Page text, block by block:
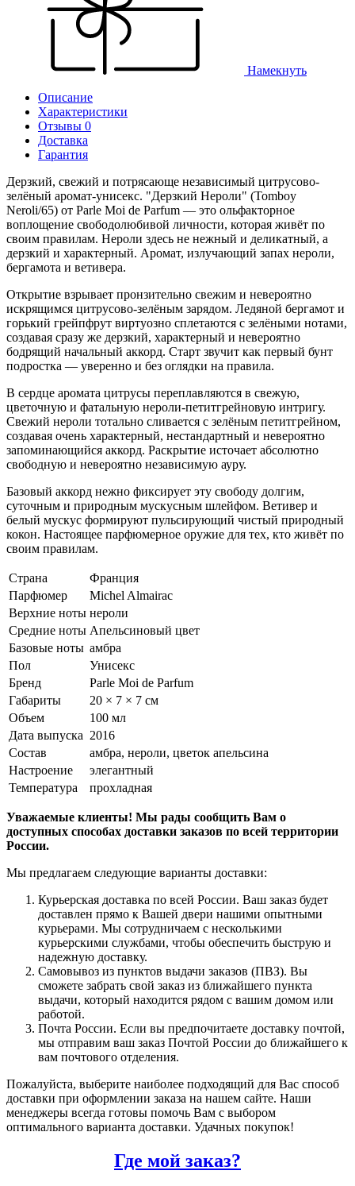
Намекнуть
Описание
Характеристики
Отзывы 0
Доставка
Гарантия
Дерзкий, свежий и потрясающе независимый цитрусово-
зелёный аромат-унисекс. "Дерзкий Нероли" (Tomboy
Neroli/65) от Parle Moi de Parfum — это ольфакторное
воплощение свободолюбивой личности, которая живёт по
своим правилам. Нероли здесь не нежный и деликатный, а
дерзкий и характерный. Аромат, излучающий запах нероли,
бергамота и ветивера.
Открытие взрывает пронзительно свежим и невероятно
искрящимся цитрусово-зелёным зарядом. Ледяной бергамот и
горький грейпфрут виртуозно сплетаются с зелёными нотами,
создавая сразу же дерзкий, характерный и невероятно
бодрящий начальный аккорд. Старт звучит как первый бунт
подростка — уверенно и без оглядки на правила.
В сердце аромата цитрусы переплавляются в свежую,
цветочную и фатальную нероли-петитгрейновую интригу.
Свежий нероли тотально сливается с зелёным петитгрейном,
создавая очень характерный, нестандартный и невероятно
запоминающийся аккорд. Раскрытие источает абсолютно
свободную и невероятно независимую ауру.
Базовый аккорд нежно фиксирует эту свободу долгим,
суточным и природным мускусным шлейфом. Ветивер и
белый мускус формируют пульсирующий чистый природный
кокон. Настоящее парфюмерное оружие для тех, кто живёт по
своим правилам.
Страна
Франция
Парфюмер
Michel Almairac
Верхние ноты нероли
Средние ноты Апельсиновый цвет
Базовые ноты амбра
Пол
Унисекс
Бренд
Parle Moi de Parfum
Габариты
20 × 7 × 7 см
Объем
100 мл
Дата выпуска 2016
Состав
амбра, нероли, цветок апельсина
Настроение
элегантный
Температура
прохладная
Уважаемые клиенты! Мы рады сообщить Вам о
доступных способах доставки заказов по всей территории
России.
Мы предлагаем следующие варианты доставки:
Курьерская доставка по всей России. Ваш заказ будет
доставлен прямо к Вашей двери нашими опытными
курьерами. Мы сотрудничаем с несколькими
курьерскими службами, чтобы обеспечить быструю и
надежную доставку.
Самовывоз из пунктов выдачи заказов (ПВЗ). Вы
сможете забрать свой заказ из ближайшего пункта
выдачи, который находится рядом с вашим домом или
работой.
Почта России. Если вы предпочитаете доставку почтой,
мы отправим ваш заказ Почтой России до ближайшего к
вам почтового отделения.
Пожалуйста, выберите наиболее подходящий для Вас способ
доставки при оформлении заказа на нашем сайте. Наши
менеджеры всегда готовы помочь Вам с выбором
оптимального варианта доставки. Удачных покупок!
Где мой заказ?